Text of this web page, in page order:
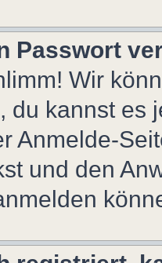
Passwort
Wir
du kannst es
Anmelde-
und den